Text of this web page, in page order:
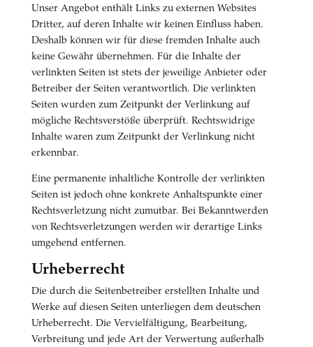
Unser Angebot enthält Links zu externen Websites
Dritter, auf deren Inhalte wir keinen Einfluss haben.
Deshalb können wir für diese fremden Inhalte auch
keine Gewähr übernehmen. Für die Inhalte der
verlinkten Seiten ist stets der jeweilige Anbieter oder
Betreiber der Seiten verantwortlich. Die verlinkten
Seiten wurden zum Zeitpunkt der Verlinkung auf
mögliche Rechtsverstöße überprüft. Rechtswidrige
Inhalte waren zum Zeitpunkt der Verlinkung nicht
erkennbar.
Eine permanente inhaltliche Kontrolle der verlinkten
Seiten ist jedoch ohne konkrete Anhaltspunkte einer
Rechtsverletzung nicht zumutbar. Bei Bekanntwerden
von Rechtsverletzungen werden wir derartige Links
umgehend entfernen.
Urheberrecht
Die durch die Seitenbetreiber erstellten Inhalte und
Werke auf diesen Seiten unterliegen dem deutschen
Urheberrecht. Die Vervielfältigung, Bearbeitung,
Verbreitung und jede Art der Verwertung außerhalb